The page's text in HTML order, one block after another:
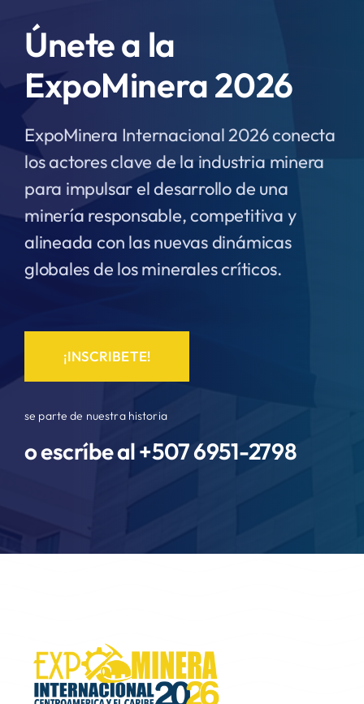
Únete a la
ExpoMinera 2026
ExpoMinera Internacional 2026 conecta
los actores clave de la industria minera
para impulsar el desarrollo de una
minería responsable, competitiva y
alineada con las nuevas dinámicas
globales de los minerales críticos.
¡INSCRIBETE!
se parte de nuestra historia
o escríbe al +5076951-2798